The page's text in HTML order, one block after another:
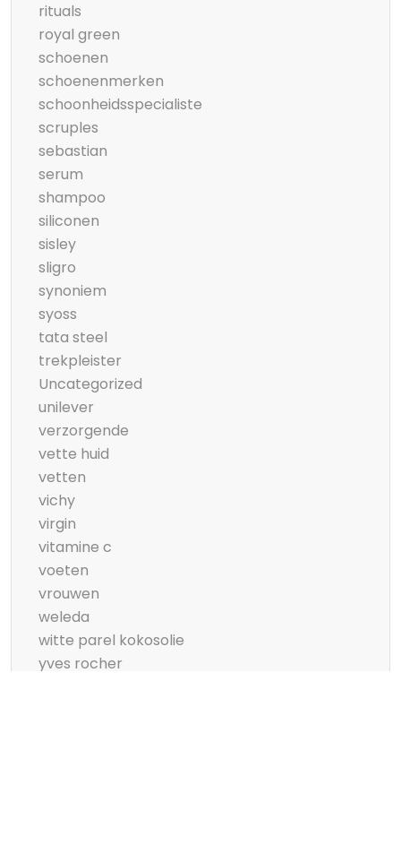
rituals
royal green
schoenen
schoenenmerken
schoonheidsspecialiste
scruples
sebastian
serum
shampoo
siliconen
sisley
sligro
synoniem
syoss
tata steel
trekpleister
Uncategorized
unilever
verzorgende
vette huid
vetten
vichy
virgin
vitamine c
voeten
vrouwen
weleda
witte parel kokosolie
yves rocher